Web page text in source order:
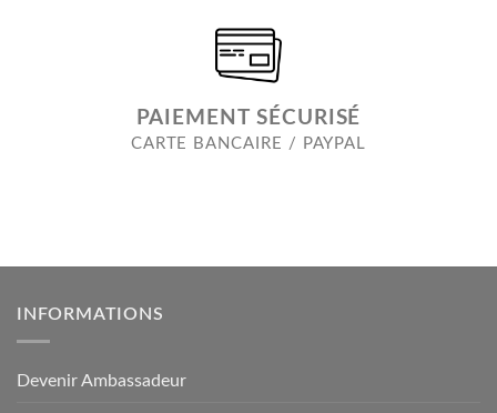
PAIEMENT SÉCURISÉ
CARTE BANCAIRE / PAYPAL
INFORMATIONS
Devenir Ambassadeur